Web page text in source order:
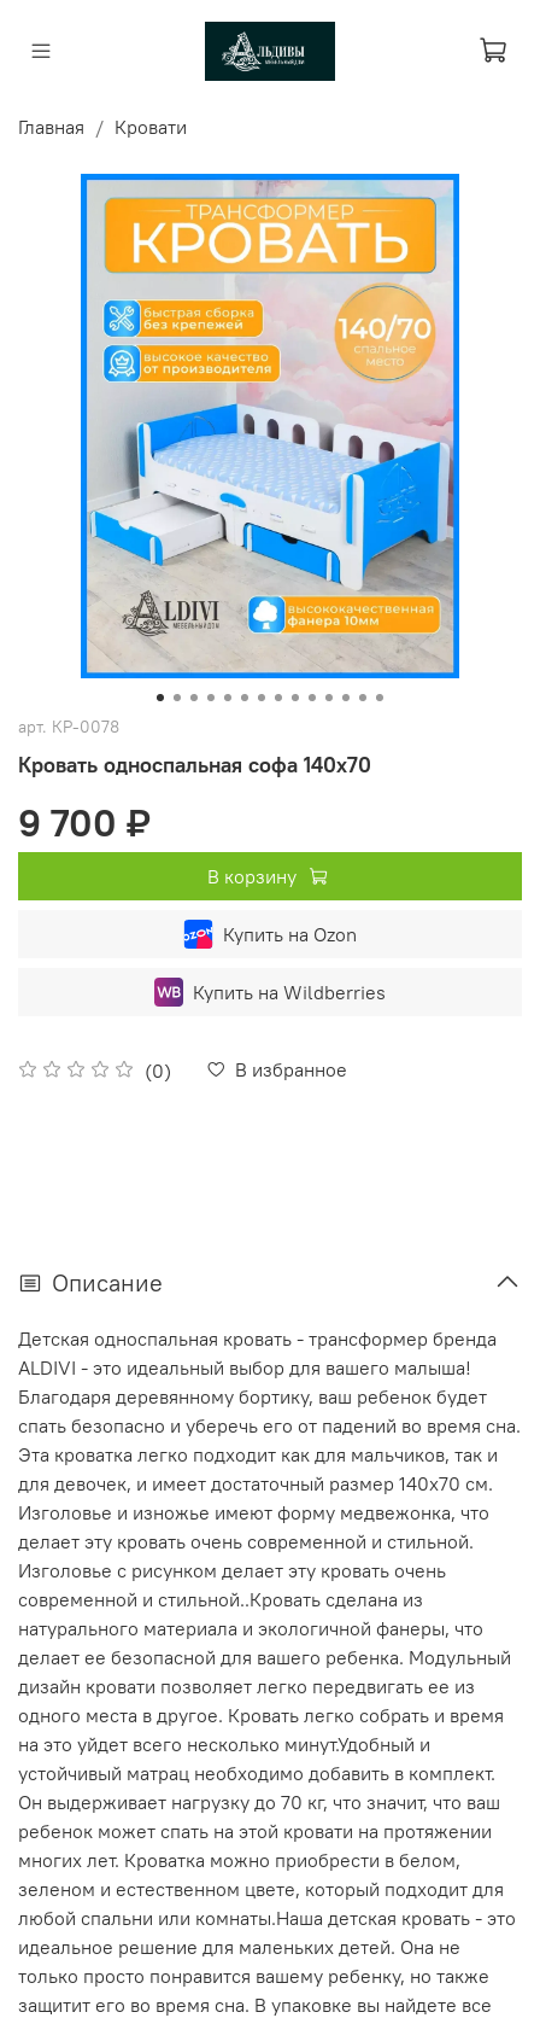
Главная Кровати
арт. КР-0078
Кровать односпальная софа 140x70
(0) В избранное
9 700 ₽
В корзину
Купить на Ozon
Купить на Wildberries
Описание
Детская односпальная кровать - трансформер бренда
ALDIVI - это идеальный выбор для вашего малыша!
Благодаря деревянному бортику, ваш ребенок будет
спать безопасно и уберечь его от падений во время сна.
Эта кроватка легко подходит как для мальчиков, так и
для девочек, и имеет достаточный размер 140x70 см.
Изголовье и изножье имеют форму медвежонка, что
делает эту кровать очень современной и стильной.
Изголовье с рисунком делает эту кровать очень
современной и стильной..Кровать сделана из
натурального материала и экологичной фанеры, что
делает ее безопасной для вашего ребенка. Модульный
дизайн кровати позволяет легко передвигать ее из
одного места в другое. Кровать легко собрать и время
на это уйдет всего несколько минут.Удобный и
устойчивый матрац необходимо добавить в комплект.
Он выдерживает нагрузку до 70 кг, что значит, что ваш
ребенок может спать на этой кровати на протяжении
многих лет. Кроватка можно приобрести в белом,
зеленом и естественном цвете, который подходит для
любой спальни или комнаты.Наша детская кровать - это
идеальное решение для маленьких детей. Она не
только просто понравится вашему ребенку, но также
защитит его во время сна. В упаковке вы найдете все